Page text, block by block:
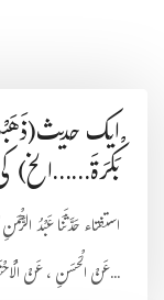
ایک
بَكْرَةَ……الخ)
استفتاء حَدَّثَنَا عَبْدُ
عَنْ الْحَسَنِ ، عَنْ الْأَحْنَفِ بْنِ قَيْسٍ ، قَالَ : ذَهَبْتُ لِأَنْص...